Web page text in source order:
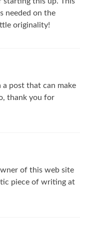
needed on the
originality!
a post that can make
thank you for
of this web site
piece of writing at